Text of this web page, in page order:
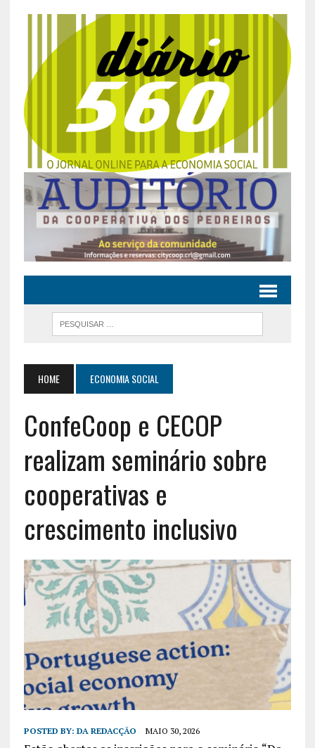
HOME ECONOMIA SOCIAL
ConfeCoop e CECOP
realizam seminário sobre
cooperativas e
crescimento inclusivo
POSTED BY: DA REDACÇÃO MAIO 30, 2026